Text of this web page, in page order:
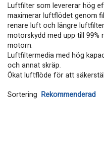
Luftfilter som levererar hög
maximerar luftflödet genom
renare luft och längre
motorskydd med upp till
motorn.
Luftfiltermedia med hög
och annat skräp.
​​​​​​​​​​​​​​​​​​​​​​​​​​​​​​​​​​​Ökat luftflöde för att
Sortering